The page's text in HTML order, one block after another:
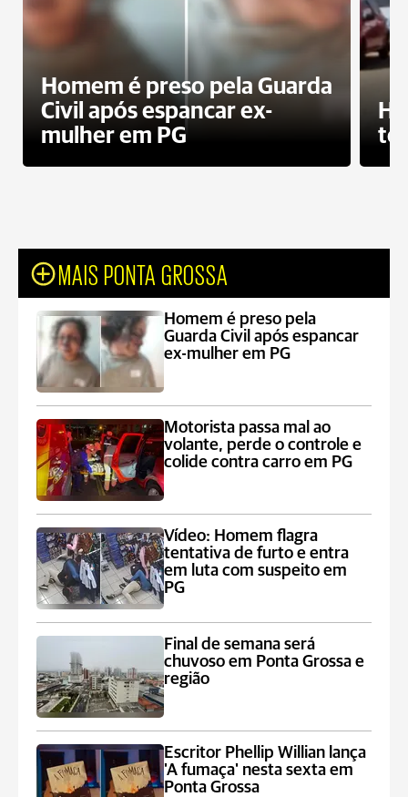
Homem é preso pela Guarda
Civil após espancar ex-
mulher em PG
MAIS PONTA GROSSA
Homem é preso pela
Guarda Civil após espancar
ex-mulher em PG
Motorista passa mal ao
volante, perde o controle e
colide contra carro em PG
Vídeo: Homem flagra
tentativa de furto e entra
em luta com suspeito em
PG
Final de semana será
chuvoso em Ponta Grossa e
região
Escritor Phellip Willian lança
'A fumaça' nesta sexta em
Ponta Grossa